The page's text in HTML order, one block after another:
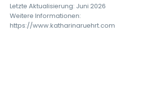
Letzte Aktualisierung: Juni 2026
Weitere Informationen:
https://www.katharinaruehrt.com